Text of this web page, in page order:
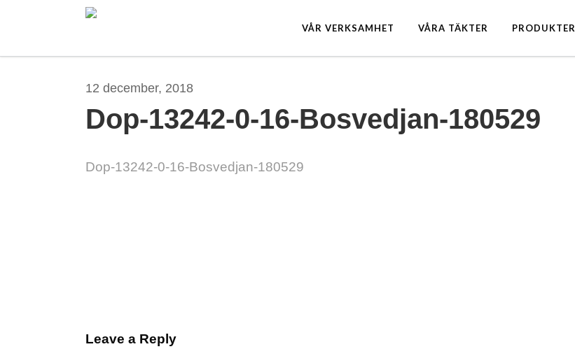
content
VÅR VERKSAMHET VÅRA TÄKTER PRODUKTER
12 december, 2018
Dop-13242-0-16-Bosvedjan-180529
Dop-13242-0-16-Bosvedjan-180529
Leave a Reply